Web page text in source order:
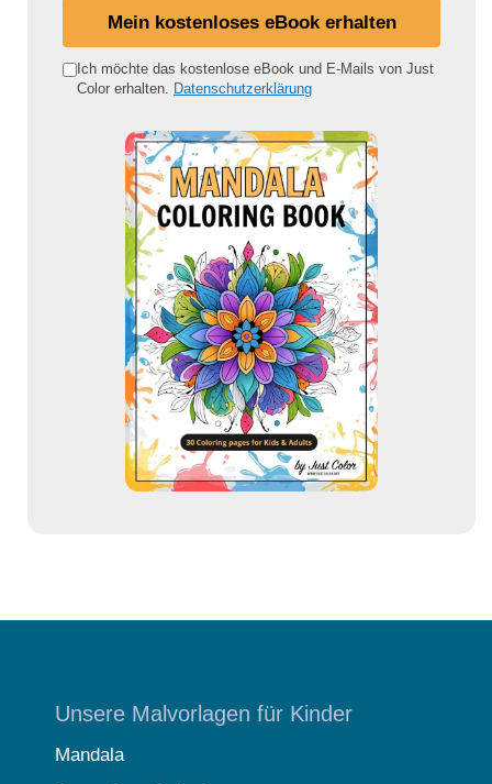
e
Mein kostenloses eBook erhalten
Ich möchte das kostenlose eBook und E-Mails von Just
Color erhalten.
Datenschutzerklärung
Unsere Malvorlagen für Kinder
Mandala